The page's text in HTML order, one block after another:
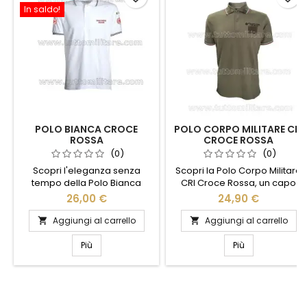
In saldo!
POLO BIANCA CROCE
ROSSA
(0)
Scopri l'eleganza senza
tempo della Polo Bianca
Croce Rossa. Realizzata in
cotone di alta qualità, questa
polo offre comfort e stile in
ogni occasione. Il design
classico è arricchito dal
distintivo logo della Croce
Rossa, simbolo di solidarietà
26,00 €
 Aggiungi al carrello
Più
POLO CORPO MILITARE CRI
CROCE ROSSA
(0)
Scopri la Polo Corpo Militare
CRI Croce Rossa, un capo
d'abbigliamento che unisce
stile e funzionalità. Realizzata
con materiali di alta qualità,
questa polo offre comfort e
resistenza, ideale per chi è
sempre in movimento. Il
design elegante, arricchito
24,90 €
 Aggiungi al carrello
Più